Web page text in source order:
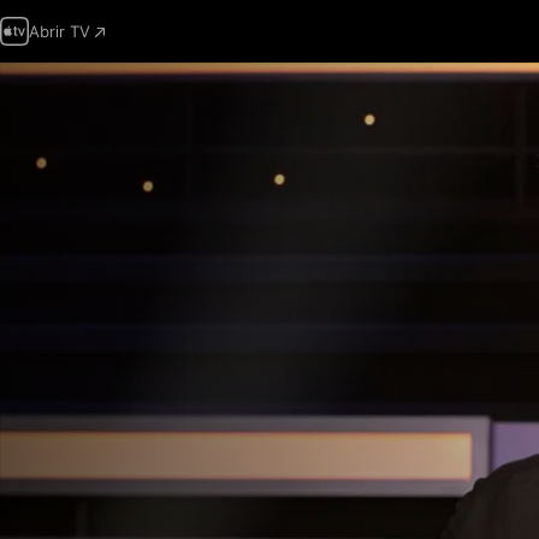
Abrir TV